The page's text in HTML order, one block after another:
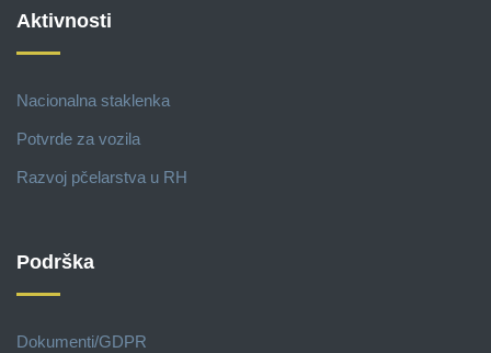
Aktivnosti
Nacionalna staklenka
Potvrde za vozila
Razvoj pčelarstva u RH
Podrška
Dokumenti/GDPR